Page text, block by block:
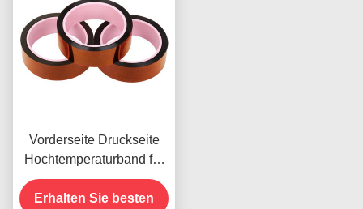
Vorderseite Druckseite
Hochtemperaturband für
das vorhandene Produkt
Erhalten Sie besten